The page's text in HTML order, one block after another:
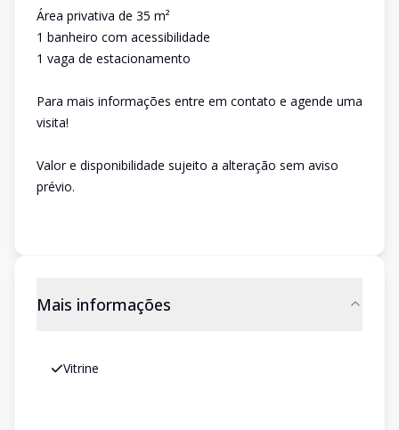
Área privativa de 35 m²
1 banheiro com acessibilidade
1 vaga de estacionamento
Para mais informações entre em contato e agende uma
visita!
Valor e disponibilidade sujeito a alteração sem aviso
prévio.
Mais informações
Vitrine